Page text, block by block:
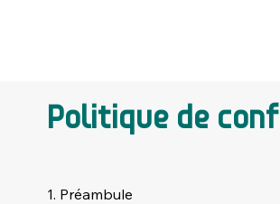
Politique de
1. Préambule